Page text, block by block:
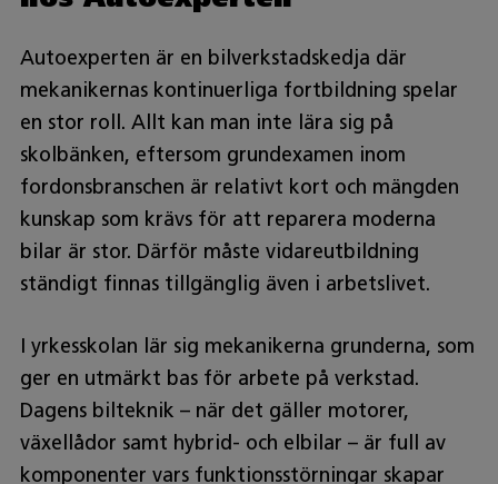
Autoexperten är en bilverkstadskedja där
mekanikernas kontinuerliga fortbildning spelar
en stor roll. Allt kan man inte lära sig på
skolbänken, eftersom grundexamen inom
fordonsbranschen är relativt kort och mängden
kunskap som krävs för att reparera moderna
bilar är stor. Därför måste vidareutbildning
ständigt finnas tillgänglig även i arbetslivet.
I yrkesskolan lär sig mekanikerna grunderna, som
ger en utmärkt bas för arbete på verkstad.
Dagens bilteknik – när det gäller motorer,
växellådor samt hybrid- och elbilar – är full av
komponenter vars funktionsstörningar skapar